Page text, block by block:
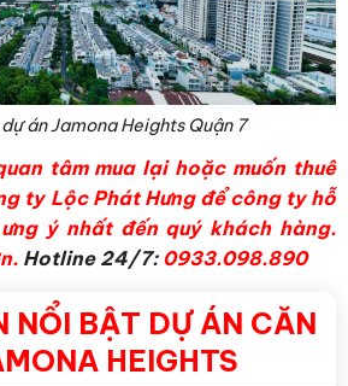
án Jamona Heights Quận 7
tâm mua lại hoặc muốn thuê
ty Lộc Phát Hưng để công ty hỗ
ý nhất đến quý khách hàng.
Hotline 24/7: 0933.098.890
NỔI BẬT DỰ ÁN CĂN
HEIGHTS